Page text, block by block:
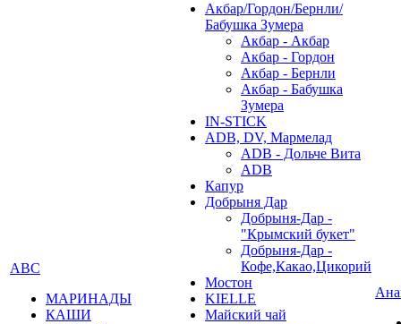
АВС
МАРИНАДЫ
КАШИ
Акбар/Гордон/Бернли/
Бабушка Зумера
Акбар - Акбар
Акбар - Гордон
Акбар - Бернли
Акбар - Бабушка
Зумера
IN-STICK
ADB, DV, Мармелад
ADB - Дольче Вита
ADB
Капур
Добрыня Дар
Добрыня-Дар -
"Крымский букет"
Добрыня-Дар -
Кофе,Какао,Цикорий
Мостон
KIELLE
Майский чай